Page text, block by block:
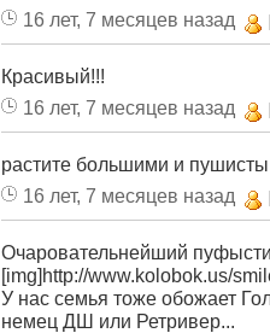
16 лет, 7 месяцев назад
Красивый!!!
16 лет, 7 месяцев назад
растите большими и
16 лет, 7 месяцев назад
Очаровательнейший
[img]http://www.kolobok.us/
У нас семья тоже обожает
немец ДШ или Ретривер...